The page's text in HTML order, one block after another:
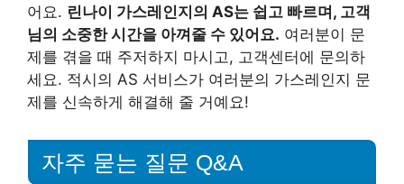
어요. 린나이 가스레인지의 AS는 쉽고 빠르며, 고객
님의 소중한 시간을 아껴줄 수 있어요. 여러분이 문
제를 겪을 때 주저하지 마시고, 고객센터에 문의하
세요. 적시의 AS 서비스가 여러분의 가스레인지 문
제를 신속하게 해결해 줄 거예요!
자주 묻는 질문 Q&A